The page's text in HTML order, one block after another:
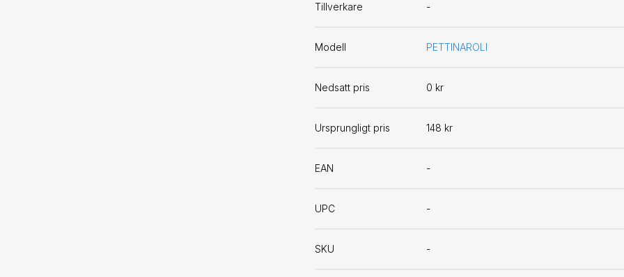
Tillverkare -
Modell PETTINAROLI
Nedsatt pris 0 kr
Ursprungligt pris 148 kr
EAN -
UPC -
SKU -